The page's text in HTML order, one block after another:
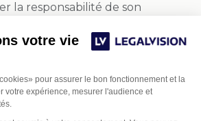
votre vie
pour assurer le bon fonctionnement et la
votre expérience, mesurer l'audience et
la responsabilité de son
pour vous, toutes les
.